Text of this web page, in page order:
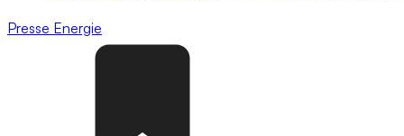
Presse Energie